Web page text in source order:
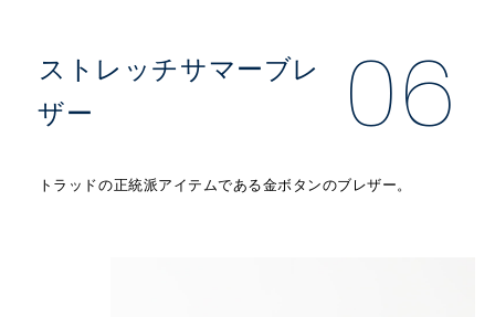
ストレッチサマーブレ
ザー
06
トラッドの正統派アイテムである金ボタンのブレザー。